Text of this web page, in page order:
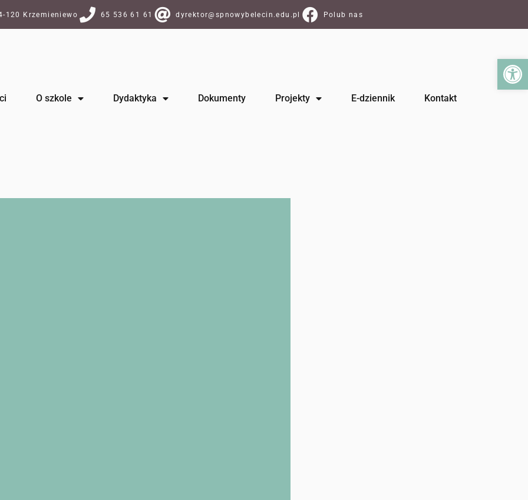
120 Krzemieniewo 65 536 61 61 dyrektor@spnowybelecin.edu.pl Polub nas
O szkole Dydaktyka Dokumenty Projekty E-dziennik Kontakt